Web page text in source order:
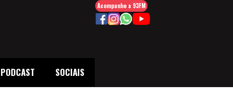
PODCAST SOCIAIS
Acompanhe a 93FM